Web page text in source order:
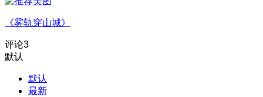
《雾轨穿山城》
评论3
默认
默认
最新